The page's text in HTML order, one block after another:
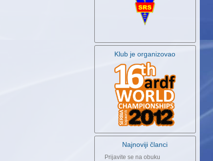
Klub je organizovao
Najnoviji članci
Prijavite se na obuku